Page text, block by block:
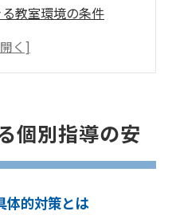
教室環境の条件
導が優れる理由
の見極め方
見抜くチェック法
たい衛生管理体制
体制の信頼性とは
個別指導の安
体的対策とは